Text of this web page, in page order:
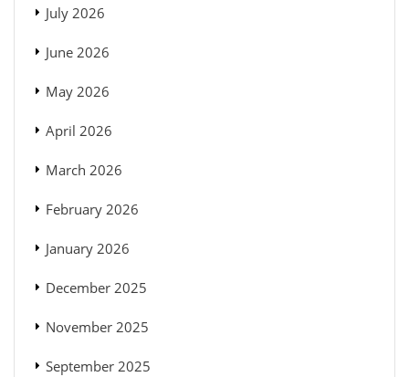
July 2026
June 2026
May 2026
April 2026
March 2026
February 2026
January 2026
December 2025
November 2025
September 2025